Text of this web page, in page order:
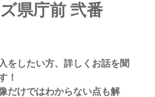
県庁前 弐番
をしたい方、詳しくお話を聞
！
だけではわからない点も解